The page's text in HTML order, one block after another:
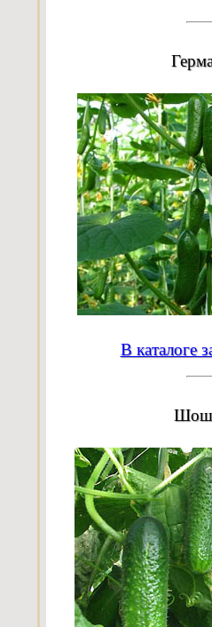
В каталоге